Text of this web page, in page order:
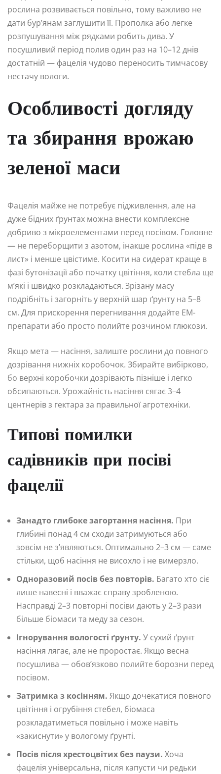
рослина розвивається повільно, тому важливо не
дати бур’янам заглушити її. Прополка або легке
розпушування між рядками робить дива. У
посушливий період полив один раз на 10–12 днів
достатній — фацелія чудово переносить тимчасову
нестачу вологи.
Особливості догляду
та збирання врожаю
зеленої маси
Фацелія майже не потребує підживлення, але на
дуже бідних ґрунтах можна внести комплексне
добриво з мікроелементами перед посівом. Головне
— не переборщити з азотом, інакше рослина «піде в
лист» і менше цвістиме. Косити на сидерат краще в
фазі бутонізації або початку цвітіння, коли стебла ще
м’які і швидко розкладаються. Зрізану масу
подрібніть і загорніть у верхній шар ґрунту на 5–8
см. Для прискорення перегнивання додайте ЕМ-
препарати або просто полийте розчином глюкози.
Якщо мета — насіння, залиште рослини до повного
дозрівання нижніх коробочок. Збирайте вибірково,
бо верхні коробочки дозрівають пізніше і легко
обсипаються. Урожайність насіння сягає 3–4
центнерів з гектара за правильної агротехніки.
Типові помилки
садівників при посіві
фацелії
Занадто глибоке загортання насіння. При
глибині понад 4 см сходи затримуються або
зовсім не з’являються. Оптимально 2–3 см — саме
стільки, щоб насіння не висохло і не вимерзло.
Одноразовий посів без повторів. Багато хто сіє
лише навесні і вважає справу зробленою.
Насправді 2–3 повторні посіви дають у 2–3 рази
більше біомаси та меду за сезон.
Ігнорування вологості ґрунту. У сухий ґрунт
насіння лягає, але не проростає. Якщо весна
посушлива — обов’язково полийте борозни перед
посівом.
Затримка з косінням. Якщо дочекатися повного
цвітіння і огрубіння стебел, біомаса
розкладатиметься повільно і може навіть
«закиснути» у вологому ґрунті.
Посів після хрестоцвітих без паузи. Хоча
фацелія універсальна, після капусти чи редьки